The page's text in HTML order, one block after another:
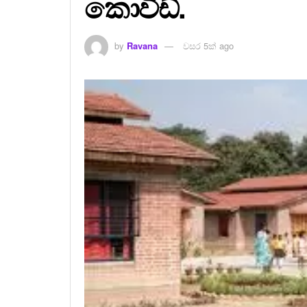
by Ravana වසර 5ක් ago